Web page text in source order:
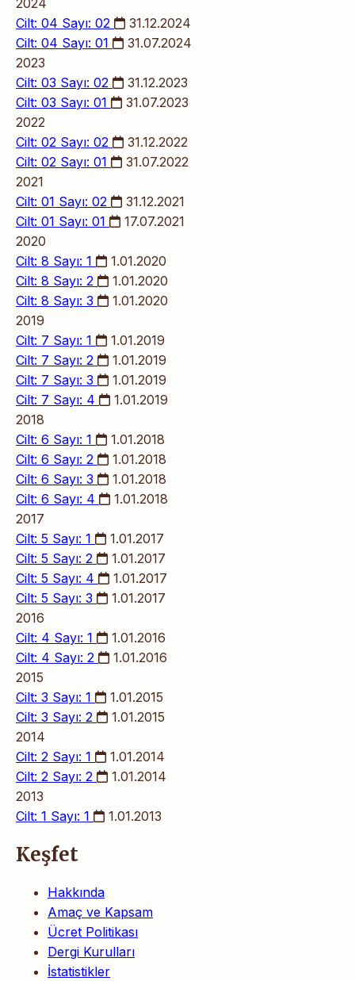
2024
Cilt: 04 Sayı: 02
31.12.2024
Cilt: 04 Sayı: 01
31.07.2024
2023
Cilt: 03 Sayı: 02
31.12.2023
Cilt: 03 Sayı: 01
31.07.2023
2022
Cilt: 02 Sayı: 02
31.12.2022
Cilt: 02 Sayı: 01
31.07.2022
2021
Cilt: 01 Sayı: 02
31.12.2021
Cilt: 01 Sayı: 01
17.07.2021
2020
Cilt: 8 Sayı: 1
1.01.2020
Cilt: 8 Sayı: 2
1.01.2020
Cilt: 8 Sayı: 3
1.01.2020
2019
Cilt: 7 Sayı: 1
1.01.2019
Cilt: 7 Sayı: 2
1.01.2019
Cilt: 7 Sayı: 3
1.01.2019
Cilt: 7 Sayı: 4
1.01.2019
2018
Cilt: 6 Sayı: 1
1.01.2018
Cilt: 6 Sayı: 2
1.01.2018
Cilt: 6 Sayı: 3
1.01.2018
Cilt: 6 Sayı: 4
1.01.2018
2017
Cilt: 5 Sayı: 1
1.01.2017
Cilt: 5 Sayı: 2
1.01.2017
Cilt: 5 Sayı: 4
1.01.2017
Cilt: 5 Sayı: 3
1.01.2017
2016
Cilt: 4 Sayı: 1
1.01.2016
Cilt: 4 Sayı: 2
1.01.2016
2015
Cilt: 3 Sayı: 1
1.01.2015
Cilt: 3 Sayı: 2
1.01.2015
2014
Cilt: 2 Sayı: 1
1.01.2014
Cilt: 2 Sayı: 2
1.01.2014
2013
Cilt: 1 Sayı: 1
1.01.2013
Keşfet
Hakkında
Amaç ve Kapsam
Ücret Politikası
Dergi Kurulları
İstatistikler